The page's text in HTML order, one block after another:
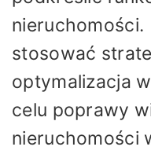
nieruchomości.
stosować
optymalizacja
celu poprawy
nieruchomości